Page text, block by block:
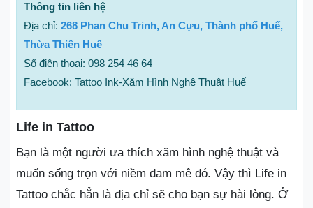
Thông tin liên hệ
Địa chỉ: 268 Phan Chu Trinh, An Cựu, Thành phố Huế,
Thừa Thiên Huế
Số điện thoại: 098 254 46 64
Facebook: Tattoo Ink-Xăm Hình Nghệ Thuật Huế
Life in Tattoo
Bạn là một người ưa thích xăm hình nghệ thuật và
muốn sống trọn với niềm đam mê đó. Vậy thì Life in
Tattoo chắc hẳn là địa chỉ sẽ cho bạn sự hài lòng. Ở